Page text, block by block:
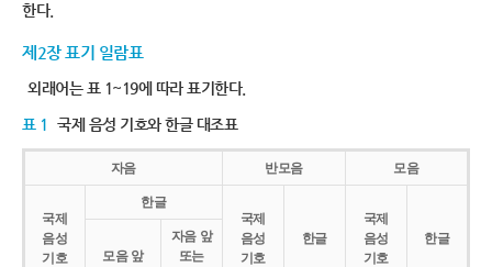
한다.
제2장 표기 일람표
외래어는 표 1~19에 따라 표기한다.
표 1 국제 음성 기호와 한글 대조표
자음 반모음 모음
국제
음성
기호
한글
국제
음성
기호
한글
국제
음성
기호
한글
모음 앞
자음 앞
또는